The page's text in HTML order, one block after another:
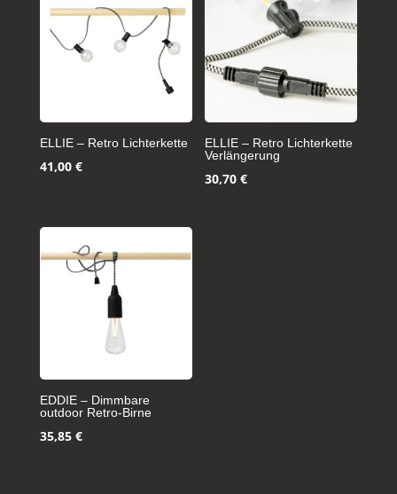
ELLIE – Retro Lichterkette
41,00 €
ELLIE – Retro Lichterkette
Verlängerung
30,70€
EDDIE – Dimmbare
outdoor Retro-Birne
35,85 €